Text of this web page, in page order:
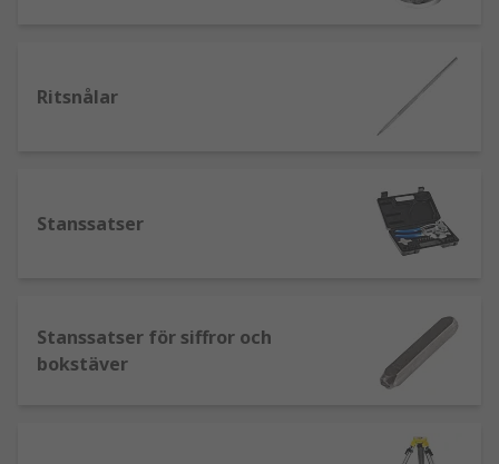
Ritsnålar
Stanssatser
Stanssatser för siffror och
bokstäver